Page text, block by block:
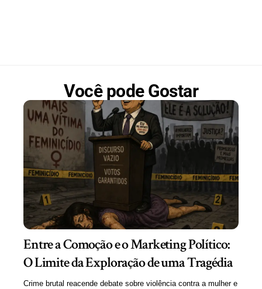
Você pode Gostar
Entre a Comoção e o Marketing Político:
O Limite da Exploração de uma Tragédia
Crime brutal reacende debate sobre violência contra a mulher e